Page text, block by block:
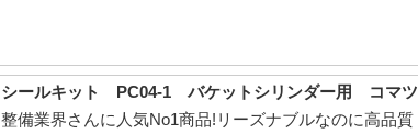
シールキット PC04-1 バケットシリンダー用 コマツ
整備業界さんに人気No1商品!リーズナブルなのに高品質